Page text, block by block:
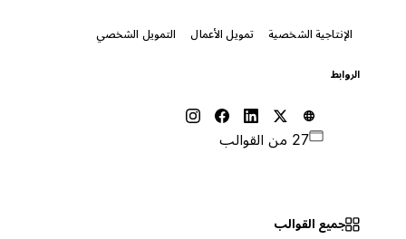
الإنتاجية الشخصية تمويل الأعمال التمويل الشخصي
جميع القوالب